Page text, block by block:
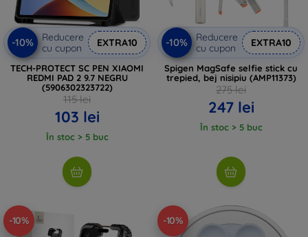
-10%
Reducere
cu cupon
EXTRA10
TECH-PROTECT SC PEN XIAOMI
REDMI PAD 2 9.7 NEGRU
(5906302323722)
115 lei
103 lei
În stoc > 5 buc
-10%
Reducere
cu cupon
EXTRA10
Spigen MagSafe selfie stick cu
trepied, bej nisipiu (AMP11373)
275 lei
247 lei
În stoc > 5 buc
-10% -10%